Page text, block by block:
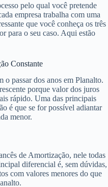
pelo qual você pretende
empresa trabalha com uma
que você conheça os três
para o seu caso. Aqui estão
Constante
passar dos anos em Planalto.
porque valor dos juros
rápido. Uma das principais
é que se for possível adiantar
menor.
de Amortização, nele todas
diferencial é, sem dúvidas,
com valores menores do que